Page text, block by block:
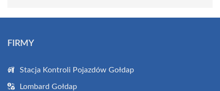
FIRMY
Stacja Kontroli Pojazdów Gołdap
Lombard Gołdap